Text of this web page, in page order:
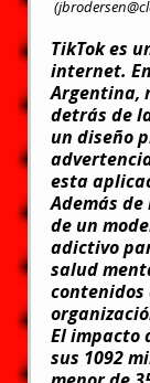
(
TikTokes
internet.
Argentina,
detrás de
un diseño
esta
Además
de un
adictivo
salud
contenidos
El impacto
sus 1092